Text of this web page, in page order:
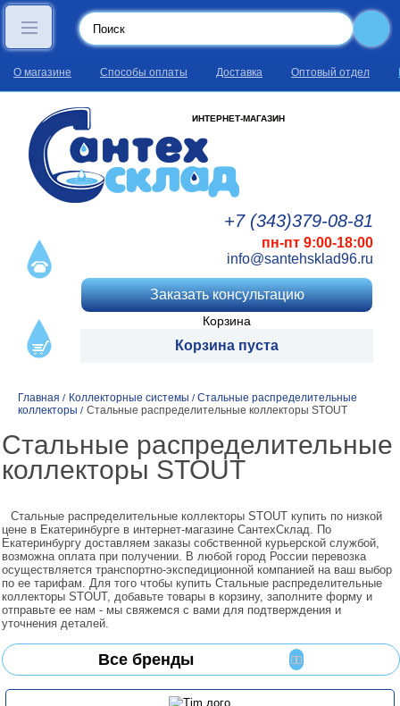
О магазине Способы оплаты Доставка Оптовый отдел
ИНТЕРНЕТ-МАГАЗИН
+7 (343)379-08-81
пн-пт 9:00-18:00
info@santehsklad96.ru
Заказать консультацию
Корзина
Корзина пуста
Главная / Коллекторные системы / Стальные распределительные
коллекторы / Стальные распределительные коллекторы STOUT
Стальные распределительные
коллекторы STOUT
Стальные распределительные коллекторы STOUT купить по низкой
цене в Екатеринбурге в интернет-магазине СантехСклад. По
Екатеринбургу доставляем заказы собственной курьерской службой,
возможна оплата при получении. В любой город России перевозка
осуществляется транспортно-экспедиционной компанией на ваш выбор
по ее тарифам. Для того чтобы купить Стальные распределительные
коллекторы STOUT, добавьте товары в корзину, заполните форму и
отправьте ее нам - мы свяжемся с вами для подтверждения и
уточнения деталей.
Все бренды